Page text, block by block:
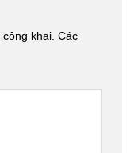
khai. Các